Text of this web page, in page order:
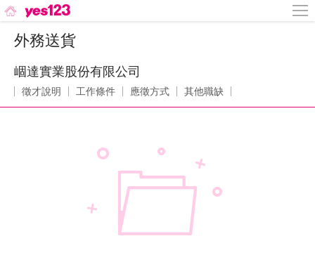
外務送貨
崓達實業股份有限公司
徵才說明 工作條件 應徵方式 其他職缺